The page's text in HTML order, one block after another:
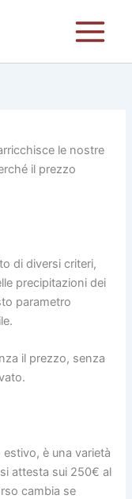
le nostre
il prezzo
di diversi criteri,
precipitazioni dei
parametro
il prezzo, senza
è una varietà
attesta sui 250€ al
cambia se